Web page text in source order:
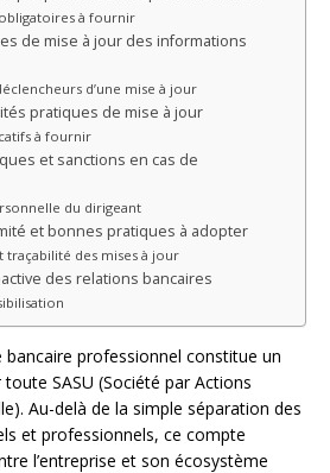
à fournir
de mise à jour des informations
d’une mise à jour
pratiques de mise à jour
à fournir
et sanctions en cas de
du dirigeant
et bonnes pratiques à adopter
des mises à jour
des relations bancaires
bancaire professionnel constitue un
SASU (Société par Actions
Au-delà de la simple séparation des
et professionnels, ce compte
l’entreprise et son écosystème